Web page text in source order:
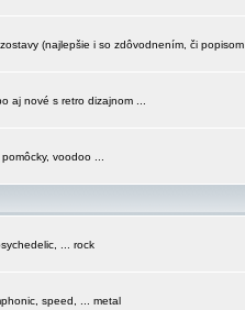
(najlepšie i so zdôvodnením, či
aj nové s retro dizajnom ...
voodoo ...
... rock
speed, ... metal